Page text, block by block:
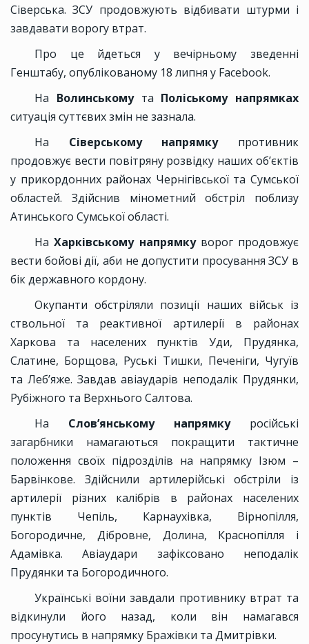
Сіверська. ЗСУ продовжують відбивати штурми і
завдавати ворогу втрат.
Про це йдеться у вечірньому зведенні
Генштабу, опублікованому 18 липня у Facebook.
На Волинському та Поліському напрямках
ситуація суттєвих змін не зазнала.
На Сіверському напрямкупротивник
продовжує вести повітряну розвідку наших об’єктів
у прикордонних районах Чернігівської та Сумської
областей. Здійснив мінометний обстріл поблизу
Атинського Сумської області.
НаХарківському напрямкуворог продовжує
вести бойові дії, аби не допустити просування ЗСУ в
бік державного кордону.
Окупанти обстріляли позиції наших військ із
ствольної та реактивної артилерії в районах
Харкова та населених пунктів Уди, Прудянка,
Слатине, Борщова, Руські Тишки, Печеніги, Чугуїв
та Леб’яже. Завдав авіаударів неподалік Прудянки,
Рубіжного та Верхнього Салтова.
На Слов’янському напрямку російські
загарбники намагаються покращити тактичне
положення своїх підрозділів на напрямку Ізюм –
Барвінкове. Здійснили артилерійські обстріли із
артилерії різних калібрів в районах населених
пунктів Чепіль, Карнаухівка, Вірнопілля,
Богородичне, Дібровне, Долина, Краснопілля і
Адамівка. Авіаудари зафіксовано неподалік
Прудянки та Богородичного.
Українські воїни завдали противнику втрат та
відкинули його назад, коли він намагався
просунутись в напрямку Бражівки та Дмитрівки.